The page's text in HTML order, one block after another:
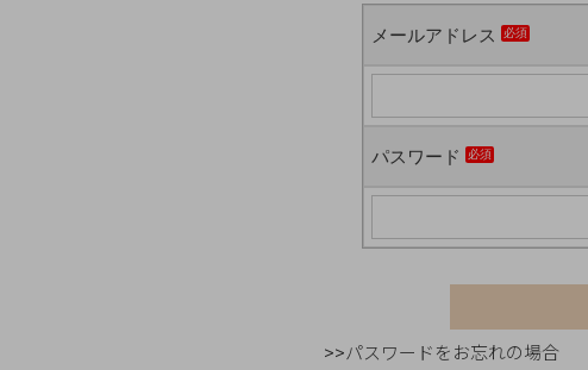
#スタッフイチ押し
メールアドレス
パスワード
>>パスワードをお忘れの場合